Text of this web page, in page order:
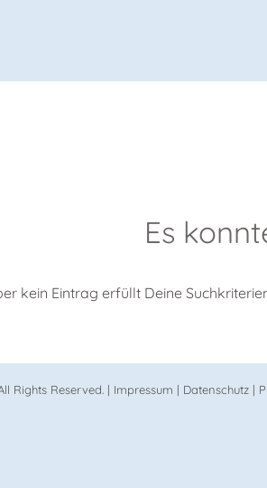
Es
kein Eintrag erfüllt Deine
Rights Reserved. | Impressum | Datenschutz |